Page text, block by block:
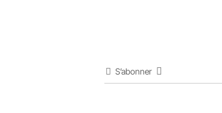
S’abonner